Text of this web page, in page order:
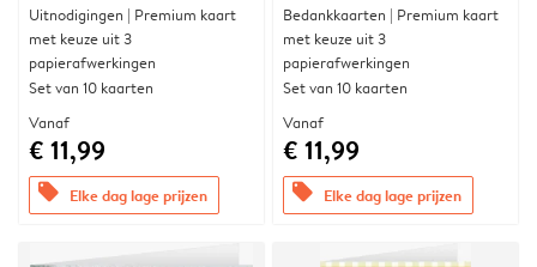
Uitnodigingen | Premium kaart
met keuze uit 3
papierafwerkingen
Set van 10 kaarten
Vanaf
€ 11,99
offers Elke dag lage prijzen
Bedankkaarten | Premium kaart
met keuze uit 3
papierafwerkingen
Set van 10 kaarten
Vanaf
€ 11,99
offers Elke dag lage prijzen